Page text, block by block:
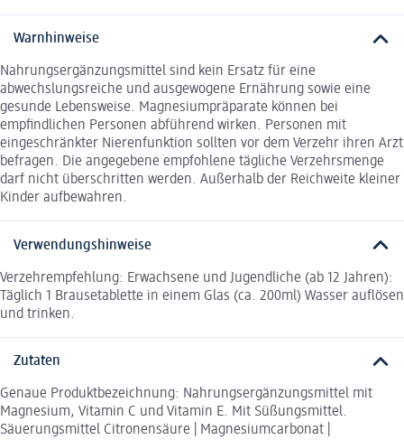
Warnhinweise
Nahrungsergänzungsmittel sind kein Ersatz für eine
abwechslungsreiche und ausgewogene Ernährung sowie eine
gesunde Lebensweise. Magnesiumpräparate können bei
empfindlichen Personen abführend wirken. Personen mit
eingeschränkter Nierenfunktion sollten vor dem Verzehr ihren Arzt
befragen. Die angegebene empfohlene tägliche Verzehrsmenge
darf nicht überschritten werden. Außerhalb der Reichweite kleiner
Kinder aufbewahren.
Verwendungshinweise
Verzehrempfehlung: Erwachsene und Jugendliche (ab 12 Jahren):
Täglich 1 Brausetablette in einem Glas (ca. 200ml) Wasser auflösen
und trinken.
Zutaten
Genaue Produktbezeichnung: Nahrungsergänzungsmittel mit
Magnesium, Vitamin C und Vitamin E. Mit Süßungsmittel.
Säuerungsmittel Citronensäure | Magnesiumcarbonat |